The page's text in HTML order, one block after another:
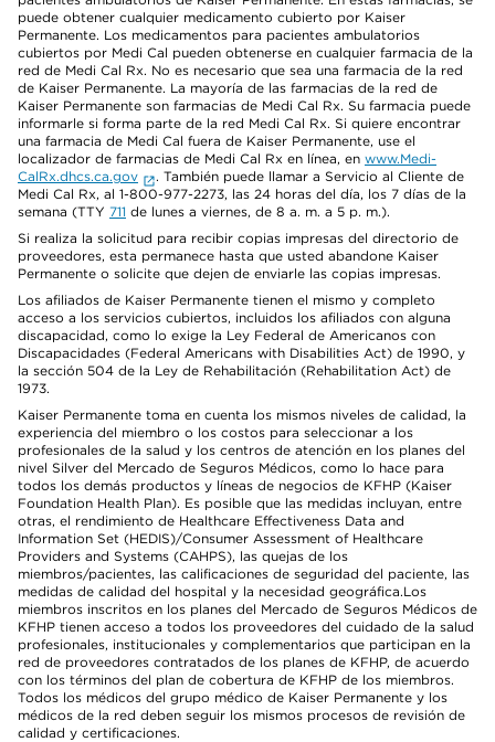
puede obtener cualquier medicamento cubierto por Kaiser
Permanente. Los medicamentos para pacientes ambulatorios
cubiertos por Medi Cal pueden obtenerse en cualquier farmacia de la
red de Medi Cal Rx. No es necesario que sea una farmacia de la red
de Kaiser Permanente. La mayoría de las farmacias de la red de
Kaiser Permanente son farmacias de Medi Cal Rx. Su farmacia puede
informarle si forma parte de la red Medi Cal Rx. Si quiere encontrar
una farmacia de Medi Cal fuera de Kaiser Permanente, use el
localizador de farmacias de Medi Cal Rx en línea, en www.Medi-
CalRx.dhcs.ca.gov
. También puede llamar a Servicio al Cliente de
Medi Cal Rx, al 1-800-977-2273, las 24 horas del día, los 7 días de la
semana (TTY 711 de lunes a viernes, de 8 a. m. a 5 p. m.).
Si realiza la solicitud para recibir copias impresas del directorio de
proveedores, esta permanece hasta que usted abandone Kaiser
Permanente o solicite que dejen de enviarle las copias impresas.
Los afiliados de Kaiser Permanente tienen el mismo y completo
acceso a los servicios cubiertos, incluidos los afiliados con alguna
discapacidad, como lo exige la Ley Federal de Americanos con
Discapacidades (Federal Americans with Disabilities Act) de 1990, y
la sección 504 de la Ley de Rehabilitación (Rehabilitation Act) de
1973.
Kaiser Permanente toma en cuenta los mismos niveles de calidad, la
experiencia del miembro o los costos para seleccionar a los
profesionales de la salud y los centros de atención en los planes del
nivel Silver del Mercado de Seguros Médicos, como lo hace para
todos los demás productos y líneas de negocios de KFHP (Kaiser
Foundation Health Plan). Es posible que las medidas incluyan, entre
otras, el rendimiento de Healthcare Effectiveness Data and
Information Set (HEDIS)/Consumer Assessment of Healthcare
Providers and Systems (CAHPS), las quejas de los
miembros/pacientes, las calificaciones de seguridad del paciente, las
medidas de calidad del hospital y la necesidad geográfica.Los
miembros inscritos en los planes del Mercado de Seguros Médicos de
KFHP tienen acceso a todos los proveedores del cuidado de la salud
profesionales, institucionales y complementarios que participan en la
red de proveedores contratados de los planes de KFHP, de acuerdo
con los términos del plan de cobertura de KFHP de los miembros.
Todos los médicos del grupo médico de Kaiser Permanente y los
médicos de la red deben seguir los mismos procesos de revisión de
calidad y certificaciones.